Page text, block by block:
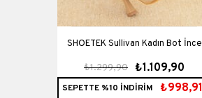
SHOETEK Sullivan Kadın Bot İnce
Topuklu Taşlı Ten Süet
₺1.109,90
₺1.299,90
SEPETTE %10 İNDİRİM ₺998,91